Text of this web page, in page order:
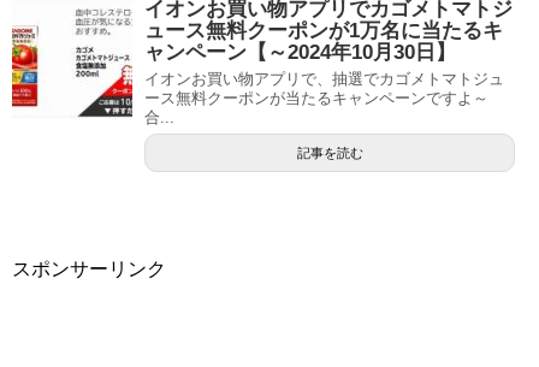
イオンお買い物アプリでカゴメトマトジ
ュース無料クーポンが1万名に当たるキ
ャンペーン【～2024年10月30日】
イオンお買い物アプリで、抽選でカゴメトマトジュ
ース無料クーポンが当たるキャンペーンですよ～
合...
記事を読む
スポンサーリンク